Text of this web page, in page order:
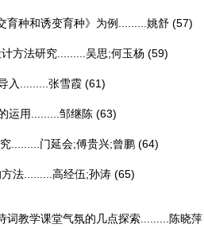
种和诱变育种》为例......... 姚舒 (57)
方法研究......... 吴思;何玉杨 (59)
入......... 张雪霞 (61)
运用......... 邹继陈 (63)
......... 门延会;傅贵兴;曾鹏 (64)
法......... 高经伍;孙涛 (65)
教学课堂气氛的几点探索.........
陈晓萍